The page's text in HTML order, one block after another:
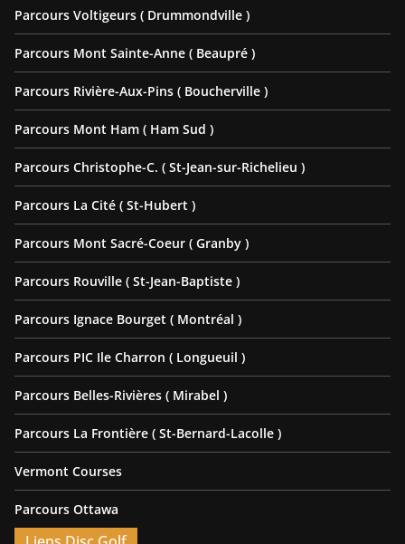
Parcours Voltigeurs ( Drummondville )
Parcours Mont Sainte-Anne ( Beaupré )
Parcours Rivière-Aux-Pins ( Boucherville )
Parcours Mont Ham ( Ham Sud )
Parcours Christophe-C. ( St-Jean-sur-Richelieu )
Parcours La Cité ( St-Hubert )
Parcours Mont Sacré-Coeur ( Granby )
Parcours Rouville ( St-Jean-Baptiste )
Parcours Ignace Bourget ( Montréal )
Parcours PIC Ile Charron ( Longueuil )
Parcours Belles-Rivières ( Mirabel )
Parcours La Frontière ( St-Bernard-Lacolle )
Vermont Courses
Parcours Ottawa